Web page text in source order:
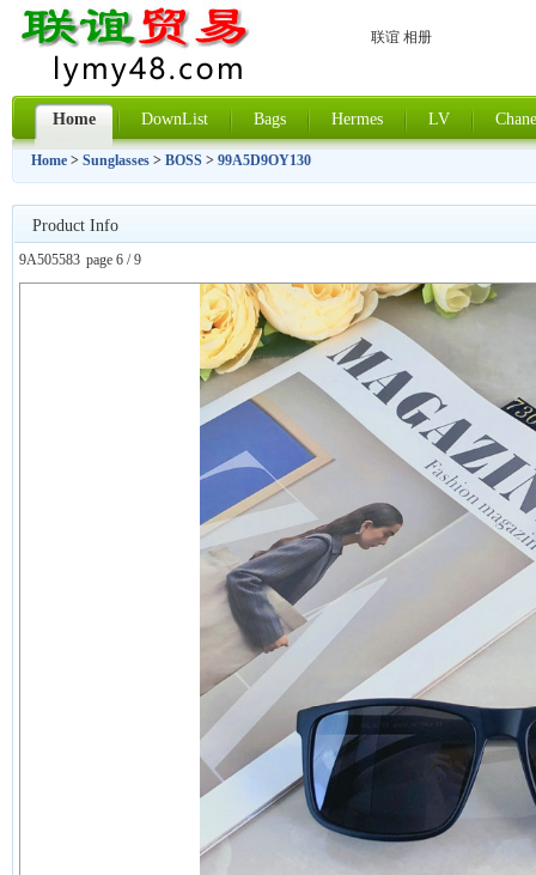
联谊 相册
Home DownList Bags Hermes LV
Home > Sunglasses > BOSS > 99A5D9OY130
Product Info
9A505583 page 6 / 9
上一张